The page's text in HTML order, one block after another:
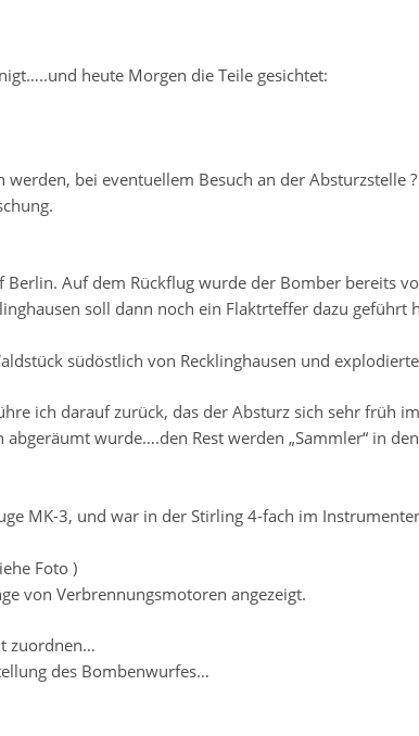
heute Morgen die Teile gesichtet:
bei eventuellem Besuch an der Absturzstelle ?
Auf dem Rückflug wurde der Bomber bereits
soll dann noch ein Flaktrteffer dazu geführt
südöstlich von Recklinghausen und
ich darauf zurück, das der Absturz sich sehr früh
wurde….den Rest werden „Sammler“ in den
MK-3, und war in der Stirling 4-fach im
Foto )
von Verbrennungsmotoren angezeigt.
zuordnen…
des Bombenwurfes…